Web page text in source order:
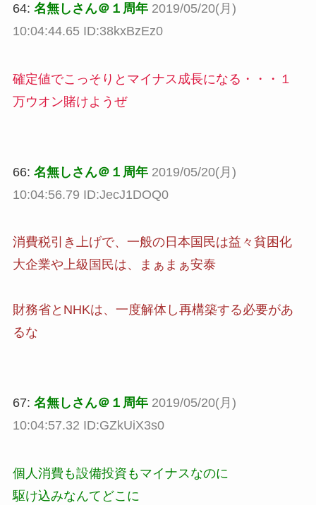
64: 名無しさん＠１周年 2019/05/20(月)
10:04:44.65 ID:38kxBzEz0
確定値でこっそりとマイナス成長になる・・・１
万ウオン賭けようぜ
66: 名無しさん＠１周年 2019/05/20(月)
10:04:56.79 ID:JecJ1DOQ0
消費税引き上げで、一般の日本国民は益々貧困化
大企業や上級国民は、まぁまぁ安泰
財務省とNHKは、一度解体し再構築する必要があ
るな
67: 名無しさん＠１周年 2019/05/20(月)
10:04:57.32 ID:GZkUiX3s0
個人消費も設備投資もマイナスなのに
駆け込みなんてどこに